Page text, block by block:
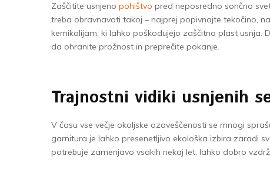
Zaščitite usnjeno pohištvo pred neposredno sončno
treba obravnavati takoj – najprej popivnajte tekočino,
kemikalijam, ki lahko poškodujejo zaščitno plast usnja.
da ohranite prožnost in preprečite pokanje.
Trajnostni vidiki usnjenih
V času vse večje okoljske ozaveščenosti se mnogi
garnitura je lahko presenetljivo ekološka izbira zaradi
potrebuje zamenjavo vsakih nekaj let, lahko dobro